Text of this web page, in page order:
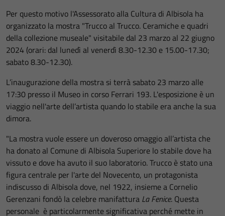
Per questo motivo l'Assessorato alla Cultura di Albisola ha
organizzato la mostra "Trucco al Trucco. Ceramiche e quadri
della collezione museale" visitabile dal 23 marzo al 22 giugno
2024 (orari: dal lunedì al venerdì 8.30-12.30 e 15.00-17.30;
sabato 8.30-12.30).
L’inaugurazione della mostra si terrà sabato 23 marzo alle
17:30 presso il Museo in corso Ferrari 193. L'esposizione è un
viaggio nell'arte dell’artista quando lo stabile era anche la sua
dimora.
"La mostra vuole essere un doveroso omaggio all’artista che
ha donato al Comune di Albisola Superiore lo stabile dove ha
vissuto e dove ha avuto il suo laboratorio. Trucco è stato una
figura centrale per l'arte del Novecento, un protagonista
indiscusso di Albisola dove, nel 1922, insieme a Cornelio
Gerenzani fondò la celebre manifattura La Fenice. Questa
personale è particolarmente significativa perché mette in